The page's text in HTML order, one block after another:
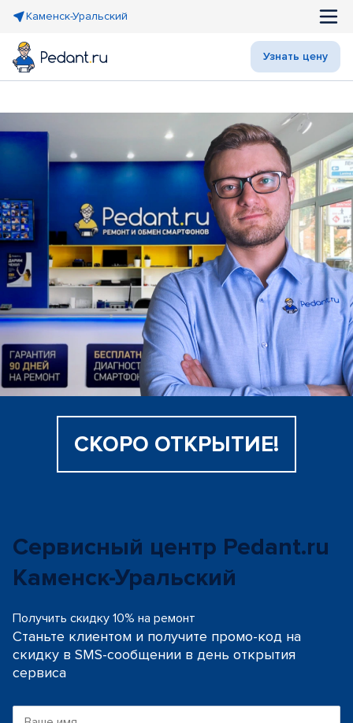
Каменск-Уральский
Узнать цену
СКОРО ОТКРЫТИЕ!
Сервисный центр Pedant.ru
Каменск-Уральский
Получить скидку 10% на ремонт
Станьте клиентом и получите промо-код на
скидку в SMS-сообщении в день открытия
сервиса